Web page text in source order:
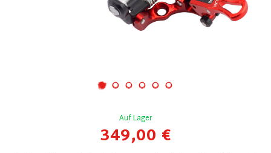
Auf Lager
349,00 €